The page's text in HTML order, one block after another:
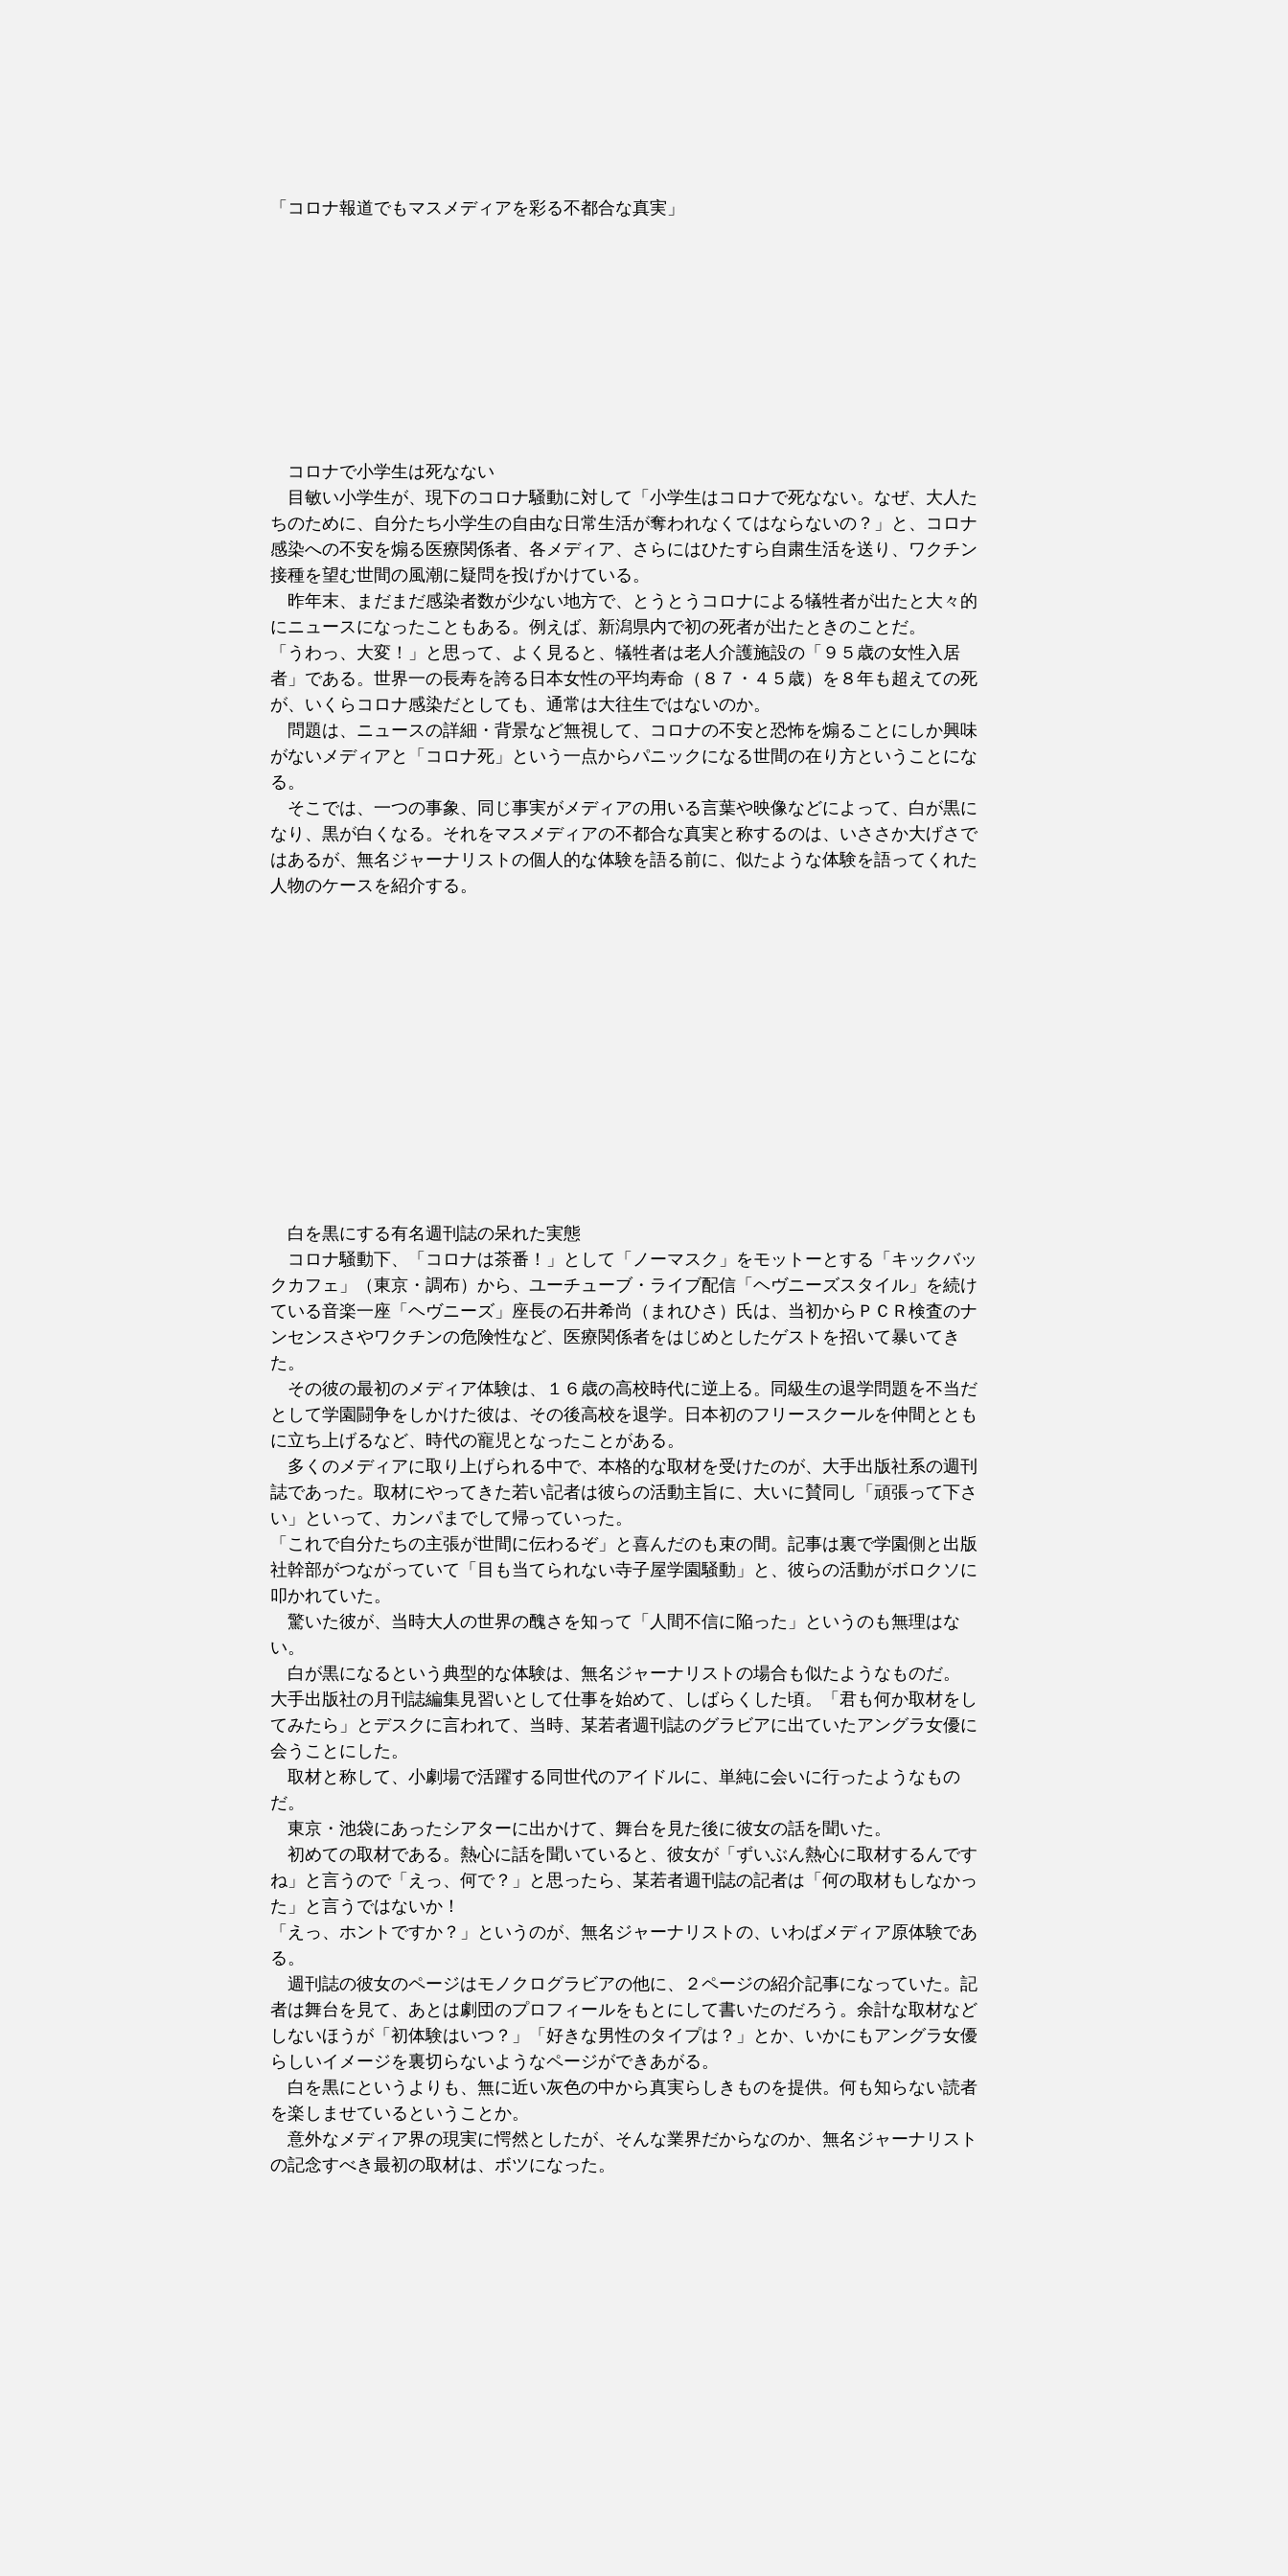
「コロナ報道でもマスメディアを彩る不都合な真実」
コロナで小学生は死なない
目敏い小学生が、現下のコロナ騒動に対して「小学生はコロナで死なない。なぜ、大人た
ちのために、自分たち小学生の自由な日常生活が奪われなくてはならないの？」と、コロナ
感染への不安を煽る医療関係者、各メディア、さらにはひたすら自粛生活を送り、ワクチン
接種を望む世間の風潮に疑問を投げかけている。
昨年末、まだまだ感染者数が少ない地方で、とうとうコロナによる犠牲者が出たと大々的
にニュースになったこともある。例えば、新潟県内で初の死者が出たときのことだ。
「うわっ、大変！」と思って、よく見ると、犠牲者は老人介護施設の「９５歳の女性入居
者」である。世界一の長寿を誇る日本女性の平均寿命（８７・４５歳）を８年も超えての死
が、いくらコロナ感染だとしても、通常は大往生ではないのか。
問題は、ニュースの詳細・背景など無視して、コロナの不安と恐怖を煽ることにしか興味
がないメディアと「コロナ死」という一点からパニックになる世間の在り方ということにな
る。
そこでは、一つの事象、同じ事実がメディアの用いる言葉や映像などによって、白が黒に
なり、黒が白くなる。それをマスメディアの不都合な真実と称するのは、いささか大げさで
はあるが、無名ジャーナリストの個人的な体験を語る前に、似たような体験を語ってくれた
人物のケースを紹介する。
白を黒にする有名週刊誌の呆れた実態
コロナ騒動下、「コロナは茶番！」として「ノーマスク」をモットーとする「キックバッ
クカフェ」（東京・調布）から、ユーチューブ・ライブ配信「ヘヴニーズスタイル」を続け
ている音楽一座「ヘヴニーズ」座長の石井希尚（まれひさ）氏は、当初からＰＣＲ検査のナ
ンセンスさやワクチンの危険性など、医療関係者をはじめとしたゲストを招いて暴いてき
た。
その彼の最初のメディア体験は、１６歳の高校時代に逆上る。同級生の退学問題を不当だ
として学園闘争をしかけた彼は、その後高校を退学。日本初のフリースクールを仲間ととも
に立ち上げるなど、時代の寵児となったことがある。
多くのメディアに取り上げられる中で、本格的な取材を受けたのが、大手出版社系の週刊
誌であった。取材にやってきた若い記者は彼らの活動主旨に、大いに賛同し「頑張って下さ
い」といって、カンパまでして帰っていった。
「これで自分たちの主張が世間に伝わるぞ」と喜んだのも束の間。記事は裏で学園側と出版
社幹部がつながっていて「目も当てられない寺子屋学園騒動」と、彼らの活動がボロクソに
叩かれていた。
驚いた彼が、当時大人の世界の醜さを知って「人間不信に陥った」というのも無理はな
い。
白が黒になるという典型的な体験は、無名ジャーナリストの場合も似たようなものだ。
大手出版社の月刊誌編集見習いとして仕事を始めて、しばらくした頃。「君も何か取材をし
てみたら」とデスクに言われて、当時、某若者週刊誌のグラビアに出ていたアングラ女優に
会うことにした。
取材と称して、小劇場で活躍する同世代のアイドルに、単純に会いに行ったようなもの
だ。
東京・池袋にあったシアターに出かけて、舞台を見た後に彼女の話を聞いた。
初めての取材である。熱心に話を聞いていると、彼女が「ずいぶん熱心に取材するんです
ね」と言うので「えっ、何で？」と思ったら、某若者週刊誌の記者は「何の取材もしなかっ
た」と言うではないか！
「えっ、ホントですか？」というのが、無名ジャーナリストの、いわばメディア原体験であ
る。
週刊誌の彼女のページはモノクログラビアの他に、２ページの紹介記事になっていた。記
者は舞台を見て、あとは劇団のプロフィールをもとにして書いたのだろう。余計な取材など
しないほうが「初体験はいつ？」「好きな男性のタイプは？」とか、いかにもアングラ女優
らしいイメージを裏切らないようなページができあがる。
白を黒にというよりも、無に近い灰色の中から真実らしきものを提供。何も知らない読者
を楽しませているということか。
意外なメディア界の現実に愕然としたが、そんな業界だからなのか、無名ジャーナリスト
の記念すべき最初の取材は、ボツになった。